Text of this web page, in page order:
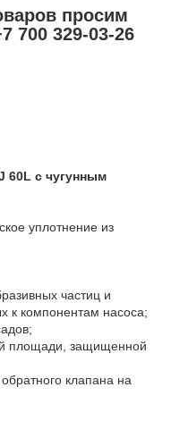
просим
700 329-03-26
60L с чугунным
уплотнение из
частиц и
к компонентам насоса;
площади, защищенной
клапана на